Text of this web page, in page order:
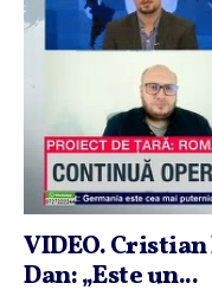
VIDEO.
Dan: „Este un...